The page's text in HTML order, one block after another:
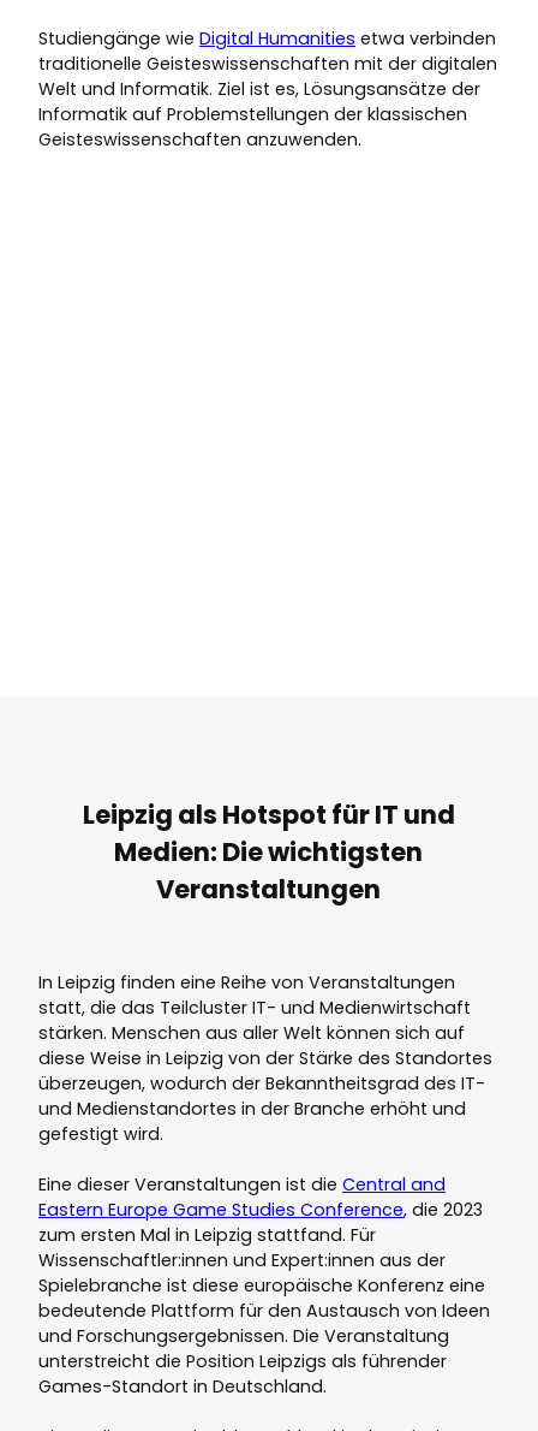
Studiengänge wie Digital Humanities etwa verbinden
traditionelle Geisteswissenschaften mit der digitalen
Welt und Informatik. Ziel ist es, Lösungsansätze der
Informatik auf Problemstellungen der klassischen
Geisteswissenschaften anzuwenden.
Leipzig als Hotspot für IT und
Medien: Die wichtigsten
Veranstaltungen
In Leipzig finden eine Reihe von Veranstaltungen
statt, die das Teilcluster IT- und Medienwirtschaft
stärken. Menschen aus aller Welt können sich auf
diese Weise in Leipzig von der Stärke des Standortes
überzeugen, wodurch der Bekanntheitsgrad des IT-
und Medienstandortes in der Branche erhöht und
gefestigt wird.
Eine dieser Veranstaltungen ist die Central and
Eastern Europe Game Studies Conference, die 2023
zum ersten Mal in Leipzig stattfand. Für
Wissenschaftler:innen und Expert:innen aus der
Spielebranche ist diese europäische Konferenz eine
bedeutende Plattform für den Austausch von Ideen
und Forschungsergebnissen. Die Veranstaltung
unterstreicht die Position Leipzigs als führender
Games-Standort in Deutschland.